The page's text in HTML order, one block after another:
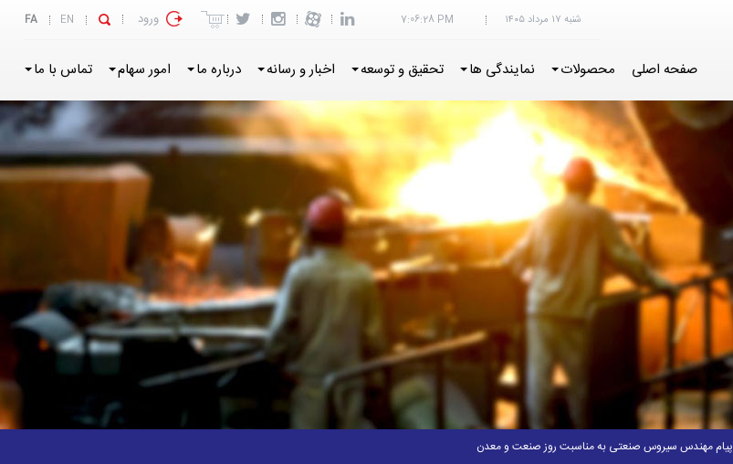
شنبه ۱۷ مرداد ۱۴۰۵ 7:06:30 PM ورود EN
FA
صفحه اصلی محصولات نمایندگی ها تحقیق و توسعه اخبار و رسانه درباره ما امور سهام تماس با ما
پیام مهندس سیروس صنعتی به مناسبت روز صنعت و معدن